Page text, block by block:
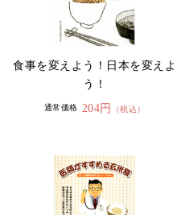
食事を変えよう！日本を変えよ
う！
通常価格 204円 （税込）